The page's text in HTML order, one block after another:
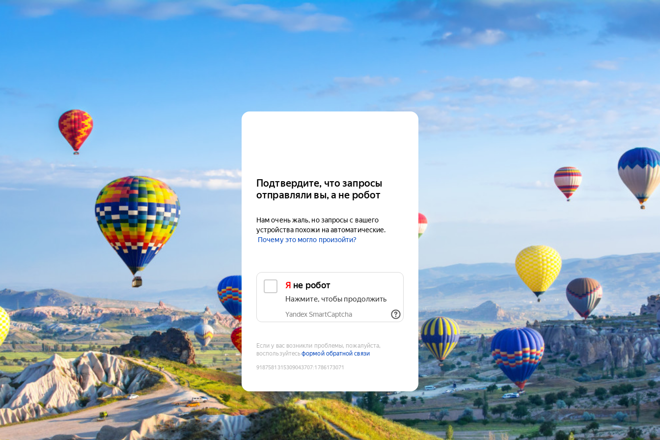
Подтвердите, что запросы
отправляли вы, а не робот
Нам очень жаль, но запросы с вашего
устройства похожи на автоматические.
Почему это могло произойти?
Я не робот
Нажмите, чтобы продолжить
Yandex SmartCaptcha
Если у вас возникли проблемы, пожалуйста,
воспользуйтесьформой обратной связи
9187581315309043707:1786173071